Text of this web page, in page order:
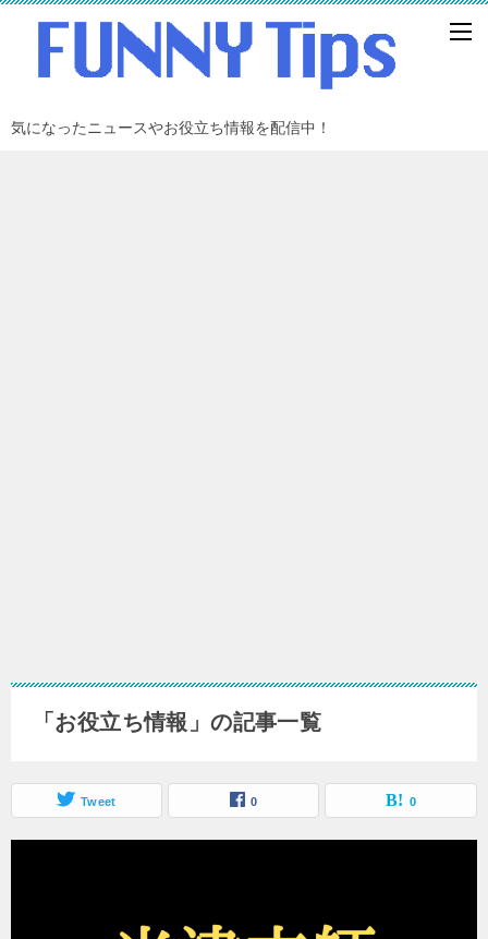
気になったニュースやお役立ち情報を配信中！
「お役立ち情報」の記事一覧
Tweet 0 0